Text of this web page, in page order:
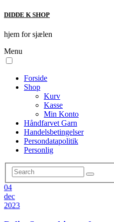
DIDDE K SHOP
hjem for sjælen
Menu
Forside
Shop
Kurv
Kasse
Min Konto
Håndfarvet Garn
Handelsbetingelser
Persondatapolitik
Personlig
04
dec
2023